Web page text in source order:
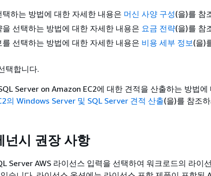
하는 방법에 대한 자세한 내용은 머신 사양 구성(을)를 참
을 선택하는 방법에 대한 자세한 내용은 요금 전략(을)를 참
선택하는 방법에 대한 자세한 내용은 비용 세부 정보 (을)
택합니다.
Server on Amazon EC2에 대한 견적을 산출하는 방법에
의 Windows Server 및 SQL Server 견적 산출(을)를 참조
넌시 권장 사항
Server AWS 라이선스 입력을 선택하여 워크로드의 라이